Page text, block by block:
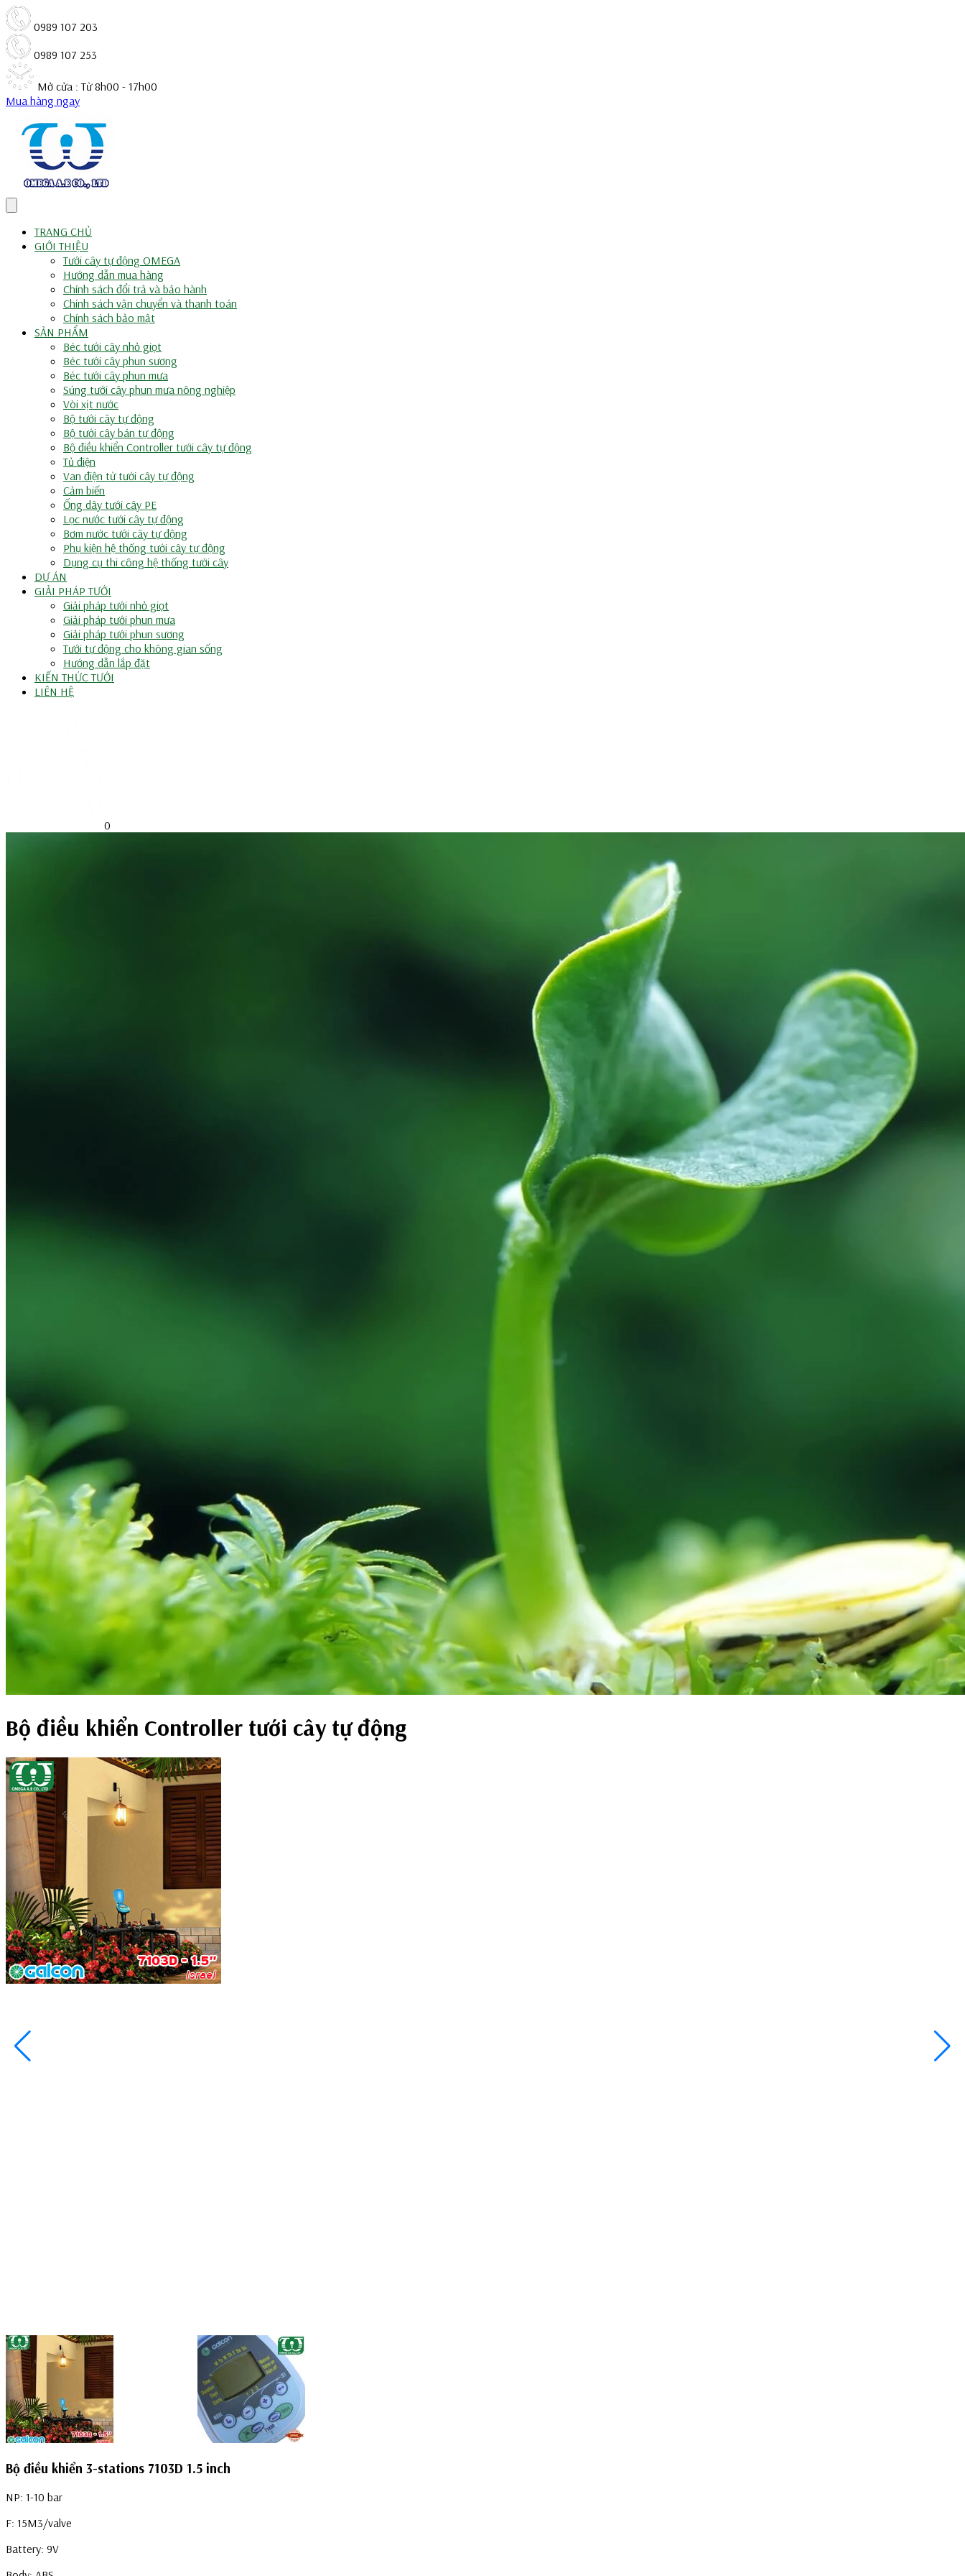
0989 107 203
0989 107 253
Mở cửa : Từ 8h00 - 17h00
Mua hàng ngay
TRANG CHỦ
GIỚI THIỆU
Tưới cây tự động OMEGA
Hướng dẫn mua hàng
Chính sách đổi trả và bảo hành
Chính sách vận chuyển và thanh toán
Chính sách bảo mật
SẢN PHẨM
Béc tưới cây nhỏ giọt
Béc tưới cây phun sương
Béc tưới cây phun mưa
Súng tưới cây phun mưa nông nghiệp
Vòi xịt nước
Bộ tưới cây tự động
Bộ tưới cây bán tự động
Bộ điều khiển Controller tưới cây tự động
Tủ điện
Van điện từ tưới cây tự động
Cảm biến
Ống dây tưới cây PE
Lọc nước tưới cây tự động
Bơm nước tưới cây tự động
Phụ kiện hệ thống tưới cây tự động
Dụng cụ thi công hệ thống tưới cây
DỰ ÁN
GIẢI PHÁP TƯỚI
Giải pháp tưới nhỏ giọt
Giải pháp tưới phun mưa
Giải pháp tưới phun sương
Tưới tự động cho không gian sống
Hướng dẫn lắp đặt
KIẾN THỨC TƯỚI
LIÊN HỆ
0
Bộ điều khiển Controller tưới cây tự động
Bộ điều khiển 3-stations 7103D 1.5 inch
NP: 1-10 bar
F: 15M3/valve
Battery: 9V